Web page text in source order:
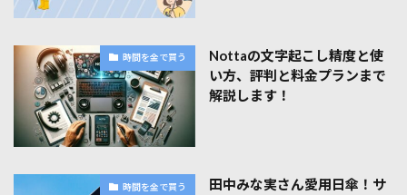
時間を金で買う
Nottaの文字起こし精度と使
い方、評判と料金プランまで
解説します！
時間を金で買う
田中みな実さん愛用日傘！サ